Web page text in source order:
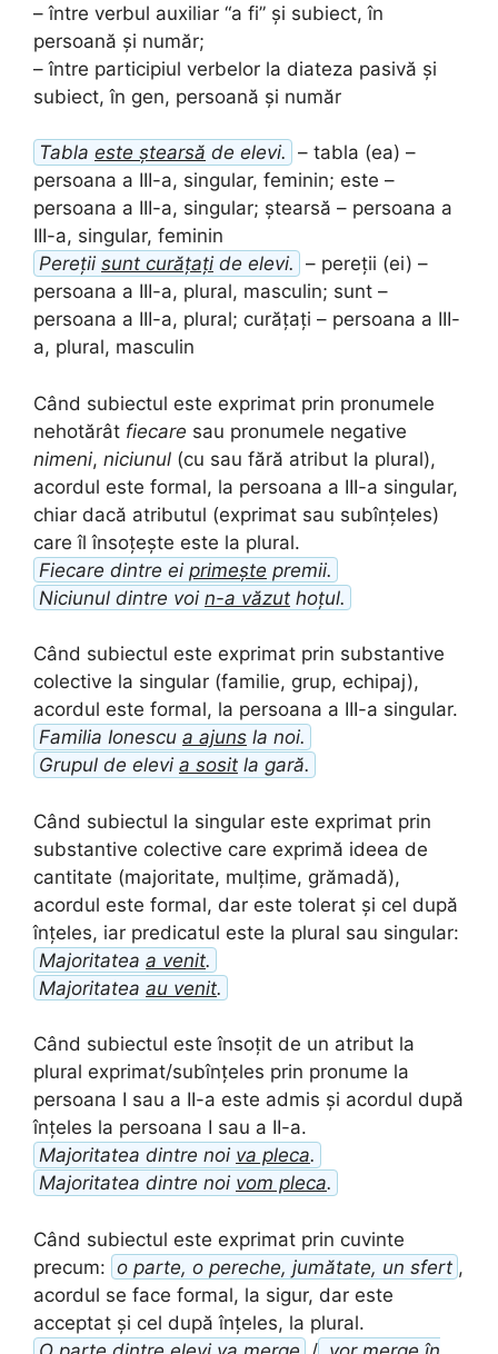
– între verbul auxiliar “a fi” și subiect, în
persoană și număr;
– între participiul verbelor la diateza pasivă și
subiect, în gen, persoană și număr
Tabla este ștearsă de elevi. – tabla (ea) –
persoana a III-a, singular, feminin; este –
persoana a III-a, singular; ștearsă – persoana a
III-a, singular, feminin
Pereții sunt curățați de elevi. – pereții (ei) –
persoana a III-a, plural, masculin; sunt –
persoana a III-a, plural; curățați – persoana a III-
a, plural, masculin
Când subiectul este exprimat prin pronumele
nehotărât fiecare sau pronumele negative
nimeni, niciunul (cu sau fără atribut la plural),
acordul este formal, la persoana a III-a singular,
chiar dacă atributul (exprimat sau subînțeles)
care îl însoțește este la plural.
Fiecare dintre ei primește premii.
Niciunul dintre voi n-a văzut hoțul.
Când subiectul este exprimat prin substantive
colective la singular (familie, grup, echipaj),
acordul este formal, la persoana a III-a singular.
Familia Ionescu a ajuns la noi.
Grupul de elevi a sosit la gară.
Când subiectul la singular este exprimat prin
substantive colective care exprimă ideea de
cantitate (majoritate, mulțime, grămadă),
acordul este formal, dar este tolerat și cel după
înțeles, iar predicatul este la plural sau singular:
Majoritatea a venit.
Majoritatea au venit.
Când subiectul este însoțit de un atribut la
plural exprimat/subînțeles prin pronume la
persoana I sau a II-a este admis și acordul după
înțeles la persoana I sau a II-a.
Majoritatea dintre noi va pleca.
Majoritatea dintre noi vom pleca.
Când subiectul este exprimat prin cuvinte
precum: o parte, o pereche, jumătate, un sfert ,
acordul se face formal, la sigur, dar este
acceptat și cel după înțeles, la plural.